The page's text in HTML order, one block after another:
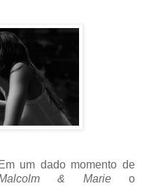
Em um dado momento de
& Marieo